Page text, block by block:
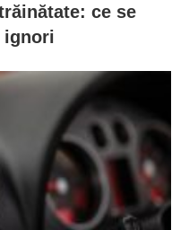
ce se
ignori